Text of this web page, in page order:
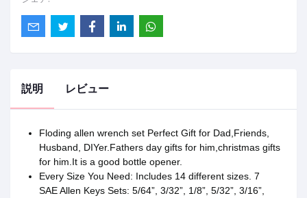
説明 レビュー
Floding allen wrench set Perfect Gift for Dad,Friends,
Husband, DIYer.Fathers day gifts for him,christmas gifts
for him.It is a good bottle opener.
Every Size You Need: Includes 14 different sizes. 7
SAE Allen Keys Sets: 5/64”, 3/32”, 1/8”, 5/32”, 3/16”,